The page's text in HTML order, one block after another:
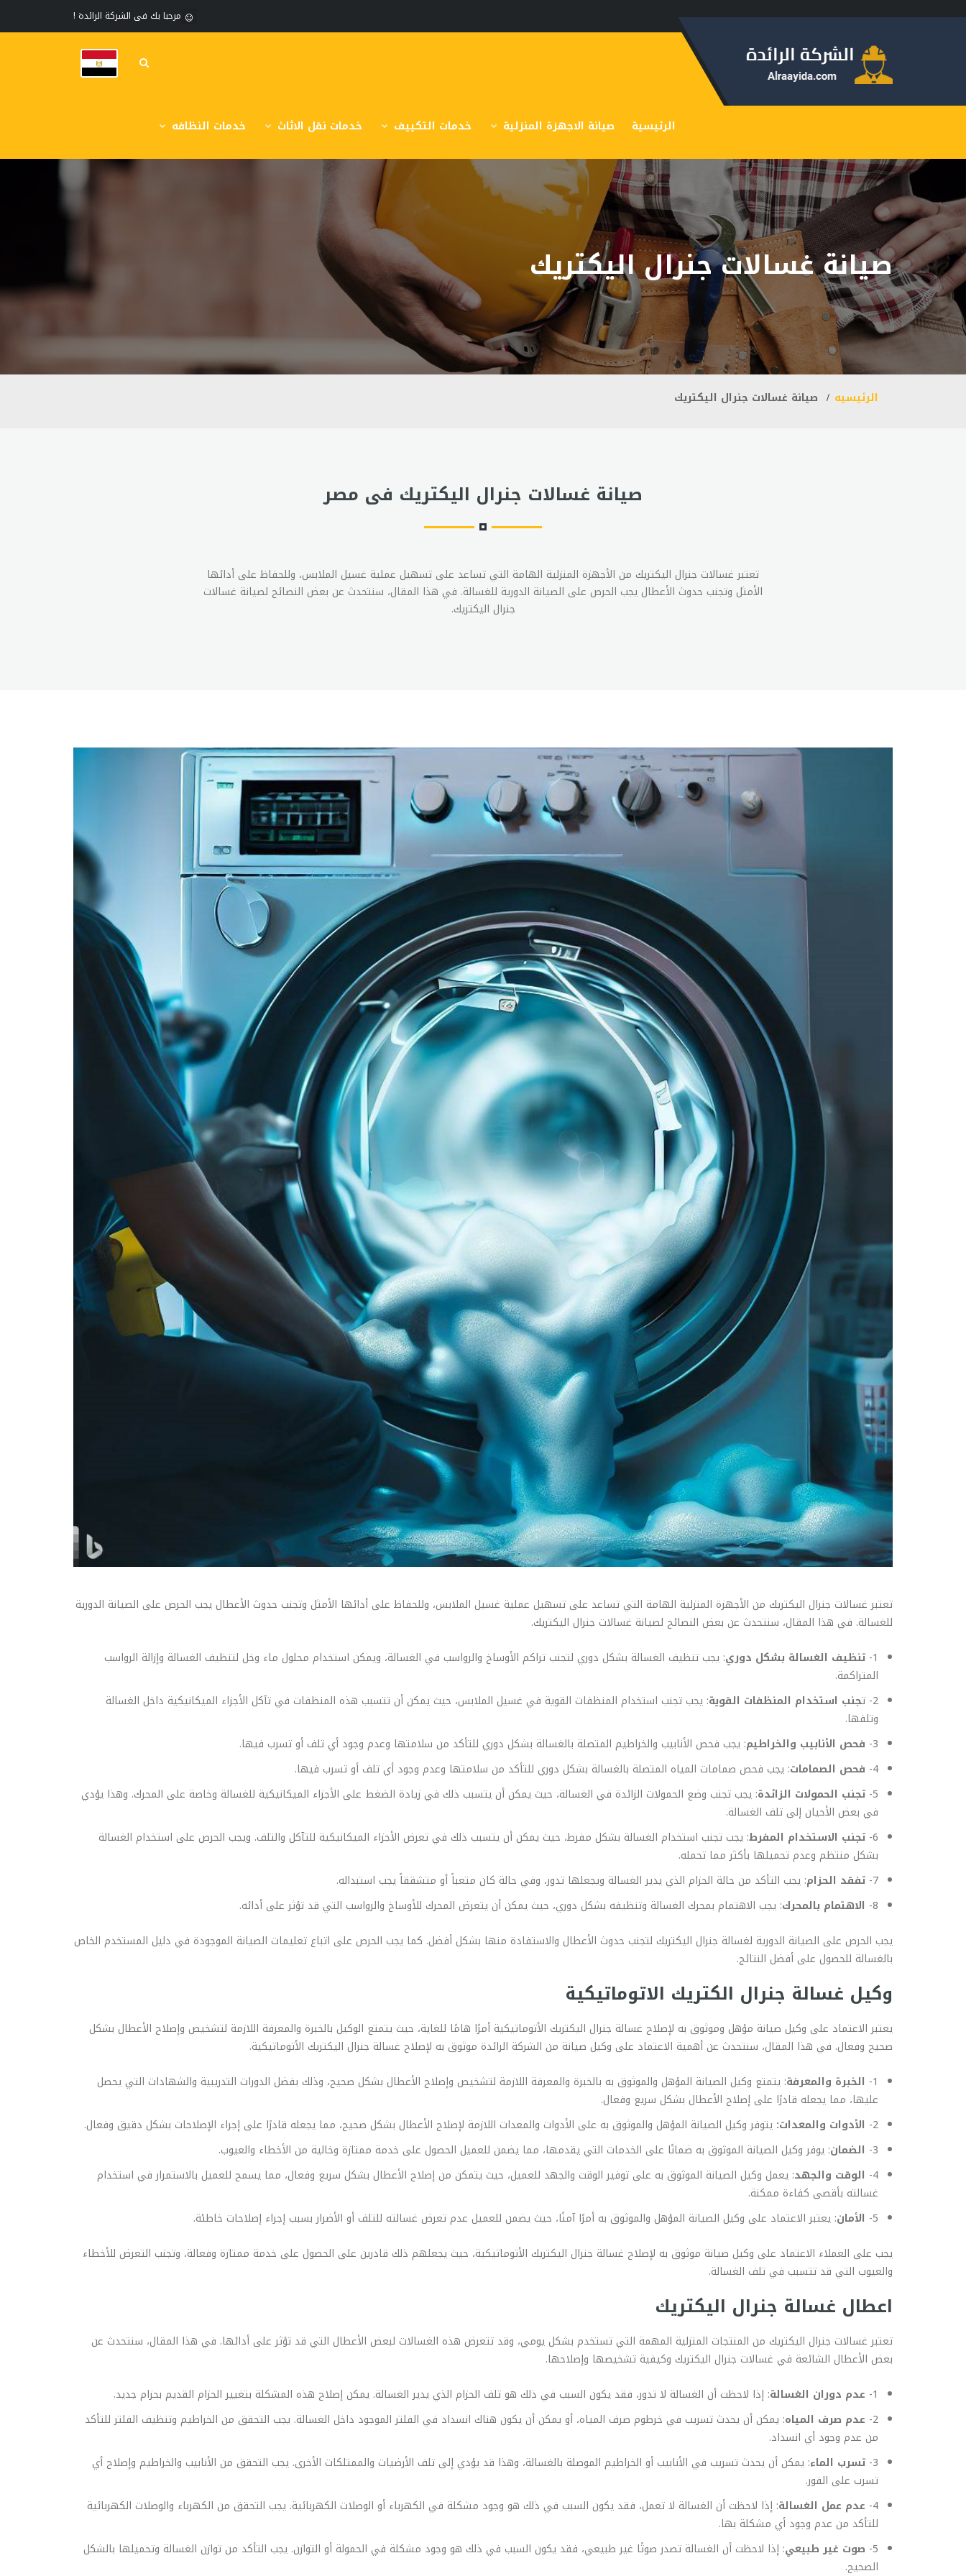
مرحبا بك فى الشركة الرائدة !
الرئيسية صيانة الاجهزة المنزلية خدمات التكييف خدمات نقل الاثاث خدمات النظافه
صيانة غسالات جنرال اليكتريك
الرئيسيه صيانة غسالات جنرال اليكتريك
صيانة غسالات جنرال اليكتريك فى مصر
تعتبر غسالات جنرال اليكتريك من الأجهزة المنزلية الهامة التي تساعد على تسهيل عملية غسيل الملابس، وللحفاظ على أدائها
الأمثل وتجنب حدوث الأعطال يجب الحرص على الصيانة الدورية للغسالة. في هذا المقال، سنتحدث عن بعض النصائح لصيانة غسالات
جنرال اليكتريك.
تعتبر غسالات جنرال اليكتريك من الأجهزة المنزلية الهامة التي تساعد على تسهيل عملية غسيل الملابس، وللحفاظ على أدائها الأمثل وتجنب حدوث الأعطال يجب الحرص على الصيانة الدورية
للغسالة. في هذا المقال، سنتحدث عن بعض النصائح لصيانة غسالات جنرال اليكتريك.
1- تنظيف الغسالة بشكل دوري: يجب تنظيف الغسالة بشكل دوري لتجنب تراكم الأوساخ والرواسب في الغسالة، ويمكن استخدام محلول ماء وخل لتنظيف الغسالة وإزالة الرواسب
المتراكمة.
2- ت جنب استخدام المنظفات القوية: يجب تجنب استخدام المنظفات القوية في غسيل الملابس، حيث يمكن أن تتسبب هذه المنظفات في تآكل الأجزاء الميكانيكية داخل الغسالة
وتلفها.
3- فحص الأنابيب والخراطيم: يجب فحص الأنابيب والخراطيم المتصلة بالغسالة بشكل دوري للتأكد من سلامتها وعدم وجود أي تلف أو تسرب فيها.
4- فحص الصمامات: يجب فحص صمامات المياه المتصلة بالغسالة بشكل دوري للتأكد من سلامتها وعدم وجود أي تلف أو تسرب فيها.
5- تجنب الحمولات الزائدة: يجب تجنب وضع الحمولات الزائدة في الغسالة، حيث يمكن أن يتسبب ذلك في زيادة الضغط على الأجزاء الميكانيكية للغسالة وخاصة على المحرك. وهذا يؤدي
في بعض الأحيان إلى تلف الغسالة.
6- تجنب الاستخدام المفرط: يجب تجنب استخدام الغسالة بشكل مفرط، حيث يمكن أن يتسبب ذلك في تعرض الأجزاء الميكانيكية للتآكل والتلف. ويجب الحرص على استخدام الغسالة
بشكل منتظم وعدم تحميلها بأكثر مما تحمله.
7- تفقد الحزام: يجب التأكد من حالة الحزام الذي يدير الغسالة ويجعلها تدور، وفي حالة كان متعباً أو متشققاً يجب استبداله.
8- الاهتمام بالمحرك: يجب الاهتمام بمحرك الغسالة وتنظيفه بشكل دوري، حيث يمكن أن يتعرض المحرك للأوساخ والرواسب التي قد تؤثر على أدائه.
يجب الحرص على الصيانة الدورية لغسالة جنرال اليكتريك لتجنب حدوث الأعطال والاستفادة منها بشكل أفضل. كما يجب الحرص على اتباع تعليمات الصيانة الموجودة في دليل المستخدم الخاص
بالغسالة للحصول على أفضل النتائج.
وكيل غسالة جنرال الكتريك الاتوماتيكية
يعتبر الاعتماد على وكيل صيانة مؤهل وموثوق به لإصلاح غسالة جنرال اليكتريك الأتوماتيكية أمرًا هامًا للغاية، حيث يتمتع الوكيل بالخبرة والمعرفة اللازمة لتشخيص وإصلاح الأعطال بشكل
صحيح وفعال. في هذا المقال، سنتحدث عن أهمية الاعتماد على وكيل صيانة من الشركة الرائدة موثوق به لإصلاح غسالة جنرال اليكتريك الأتوماتيكية.
1- الخبرة والمعرفة: يتمتع وكيل الصيانة المؤهل والموثوق به بالخبرة والمعرفة اللازمة لتشخيص وإصلاح الأعطال بشكل صحيح، وذلك بفضل الدورات التدريبية والشهادات التي يحصل
عليها، مما يجعله قادرًا على إصلاح الأعطال بشكل سريع وفعال.
2- الأدوات والمعدات: يتوفر وكيل الصيانة المؤهل والموثوق به على الأدوات والمعدات اللازمة لإصلاح الأعطال بشكل صحيح، مما يجعله قادرًا على إجراء الإصلاحات بشكل دقيق وفعال.
3- الضمان: يوفر وكيل الصيانة الموثوق به ضمانًا على الخدمات التي يقدمها، مما يضمن للعميل الحصول على خدمة ممتازة وخالية من الأخطاء والعيوب.
4- الوقت والجهد: يعمل وكيل الصيانة الموثوق به على توفير الوقت والجهد للعميل، حيث يتمكن من إصلاح الأعطال بشكل سريع وفعال، مما يسمح للعميل بالاستمرار في استخدام
غسالته بأقصى كفاءة ممكنة.
5- الأمان: يعتبر الاعتماد على وكيل الصيانة المؤهل والموثوق به أمرًا آمنًا، حيث يضمن للعميل عدم تعرض غسالته للتلف أو الأضرار بسبب إجراء إصلاحات خاطئة.
يجب على العملاء الاعتماد على وكيل صيانة موثوق به لإصلاح غسالة جنرال اليكتريك الأتوماتيكية، حيث يجعلهم ذلك قادرين على الحصول على خدمة ممتازة وفعالة، وتجنب التعرض للأخطاء
والعيوب التي قد تتسبب في تلف الغسالة.
اعطال غسالة جنرال اليكتريك
تعتبر غسالات جنرال اليكتريك من المنتجات المنزلية المهمة التي تستخدم بشكل يومي، وقد تتعرض هذه الغسالات لبعض الأعطال التي قد تؤثر على أدائها. في هذا المقال، سنتحدث عن
بعض الأعطال الشائعة في غسالات جنرال اليكتريك وكيفية تشخيصها وإصلاحها.
1- عدم دوران الغسالة: إذا لاحظت أن الغسالة لا تدور، فقد يكون السبب في ذلك هو تلف الحزام الذي يدير الغسالة. يمكن إصلاح هذه المشكلة بتغيير الحزام القديم بحزام جديد.
2- عدم صرف المياه: يمكن أن يحدث تسريب في خرطوم صرف المياه، أو يمكن أن يكون هناك انسداد في الفلتر الموجود داخل الغسالة. يجب التحقق من الخراطيم وتنظيف الفلتر للتأكد
من عدم وجود أي انسداد.
3- تسرب الماء: يمكن أن يحدث تسريب في الأنابيب أو الخراطيم الموصلة بالغسالة، وهذا قد يؤدي إلى تلف الأرضيات والممتلكات الأخرى. يجب التحقق من الأنابيب والخراطيم وإصلاح أي
تسرب على الفور.
4- عدم عمل الغسالة: إذا لاحظت أن الغسالة لا تعمل، فقد يكون السبب في ذلك هو وجود مشكلة في الكهرباء أو الوصلات الكهربائية. يجب التحقق من الكهرباء والوصلات الكهربائية
للتأكد من عدم وجود أي مشكلة بها.
5- صوت غير طبيعي: إذا لاحظت أن الغسالة تصدر صوتًا غير طبيعي، فقد يكون السبب في ذلك هو وجود مشكلة في الحمولة أو التوازن. يجب التأكد من توازن الغسالة وتحميلها بالشكل
الصحيح.